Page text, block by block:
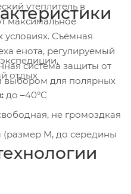
утеплитель в
максимальное
условиях. Съёмная
енота, регулируемый
система защиты от
выбором для полярных
отдых
до –40°C
не громоздкая
(размер M, до середины